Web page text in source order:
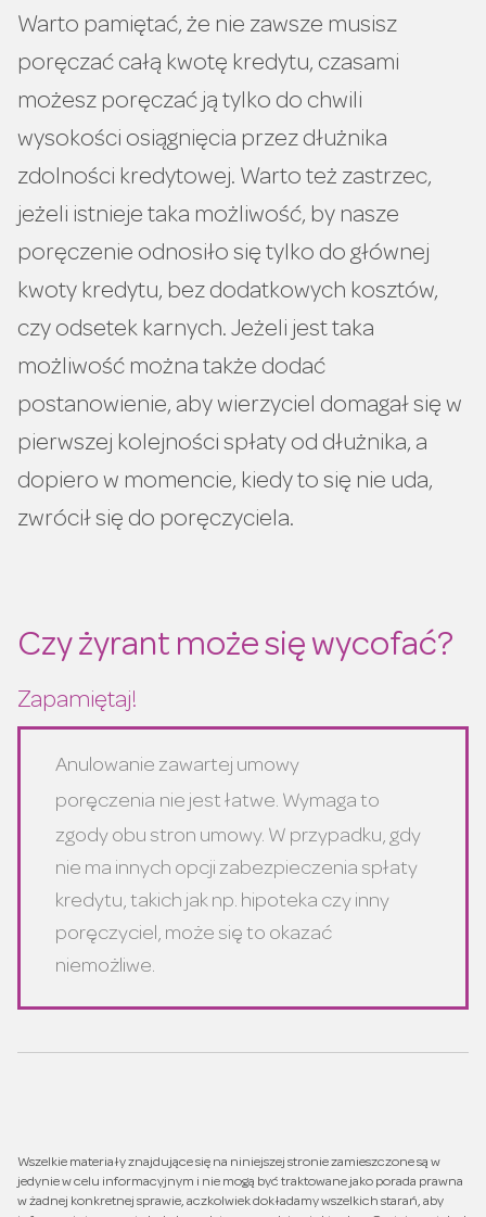
Warto pamiętać, że nie zawsze musisz
poręczać całą kwotę kredytu, czasami
możesz poręczać ją tylko do chwili
wysokości osiągnięcia przez dłużnika
zdolności kredytowej. Warto też zastrzec,
jeżeli istnieje taka możliwość, by nasze
poręczenie odnosiło się tylko do głównej
kwoty kredytu, bez dodatkowych kosztów,
czy odsetek karnych. Jeżeli jest taka
możliwość można także dodać
postanowienie, aby wierzyciel domagał się w
pierwszej kolejności spłaty od dłużnika, a
dopiero w momencie, kiedy to się nie uda,
zwrócił się do poręczyciela.
Czy żyrant może się wycofać?
Zapamiętaj!
Anulowanie zawartej umowy
poręczenia nie jest łatwe. Wymaga to
zgody obu stron umowy. W przypadku, gdy
nie ma innych opcji zabezpieczenia spłaty
kredytu, takich jak np. hipoteka czy inny
poręczyciel, może się to okazać
niemożliwe.
Wszelkie materiały znajdujące się na niniejszej stronie zamieszczone są w
jedynie w celu informacyjnym i nie mogą być traktowane jako porada prawna
w żadnej konkretnej sprawie, aczkolwiek dokładamy wszelkich starań, aby